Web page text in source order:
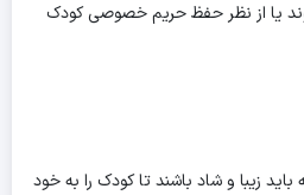
یا از نظر حفظ حریم خصوصی کودک
زیبا و شاد باشند تا کودک را به خود